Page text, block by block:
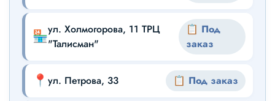
🏪ул. Холмогорова, 11 ТРЦ
"Талисман"
📋 Под
заказ
📍 ул. Петрова, 33 📋 Под заказ